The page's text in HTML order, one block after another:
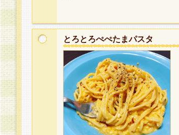
とろとろぺぺたまパスタ